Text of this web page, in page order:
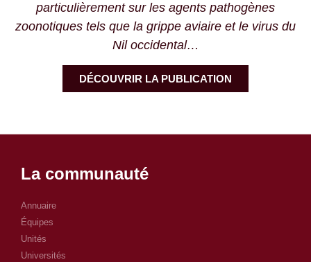
particulièrement sur les agents pathogènes
zoonotiques tels que la grippe aviaire et le virus du
Nil occidental…
DÉCOUVRIR LA PUBLICATION
La communauté
Annuaire
Équipes
Unités
Universités